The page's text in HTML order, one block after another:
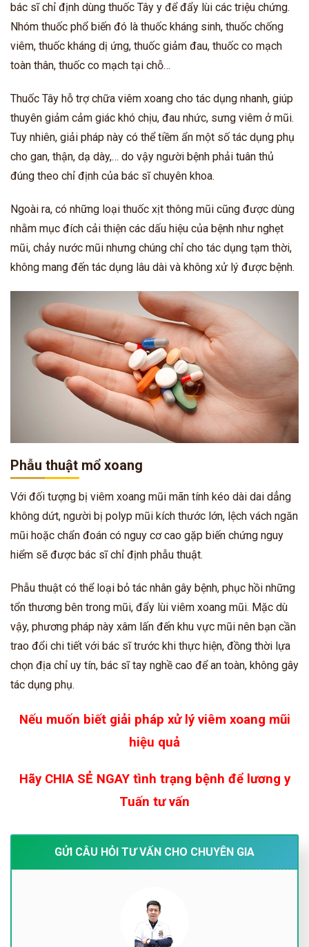
bác sĩ chỉ định dùng thuốc Tây y để đẩy lùi các triệu chứng.
Nhóm thuốc phổ biến đó là thuốc kháng sinh, thuốc chống
viêm, thuốc kháng dị ứng, thuốc giảm đau, thuốc co mạch
toàn thân, thuốc co mạch tại chỗ…
Thuốc Tây hỗ trợ chữa viêm xoang cho tác dụng nhanh, giúp
thuyên giảm cảm giác khó chịu, đau nhức, sưng viêm ở mũi.
Tuy nhiên, giải pháp này có thể tiềm ẩn một số tác dụng phụ
cho gan, thận, dạ dày,… do vậy người bệnh phải tuân thủ
đúng theo chỉ định của bác sĩ chuyên khoa.
Ngoài ra, có những loại thuốc xịt thông mũi cũng được dùng
nhằm mục đích cải thiện các dấu hiệu của bệnh như nghẹt
mũi, chảy nước mũi nhưng chúng chỉ cho tác dụng tạm thời,
không mang đến tác dụng lâu dài và không xử lý được bệnh.
Phẫu thuật mổ xoang
Với đối tượng bị viêm xoang mũi mãn tính kéo dài dai dẳng
không dứt, người bị polyp mũi kích thước lớn, lệch vách ngăn
mũi hoặc chẩn đoán có nguy cơ cao gặp biến chứng nguy
hiểm sẽ được bác sĩ chỉ định phẫu thuật.
Phẫu thuật có thể loại bỏ tác nhân gây bệnh, phục hồi những
tổn thương bên trong mũi, đẩy lùi viêm xoang mũi. Mặc dù
vậy, phương pháp này xâm lấn đến khu vực mũi nên bạn cần
trao đổi chi tiết với bác sĩ trước khi thực hiện, đồng thời lựa
chọn địa chỉ uy tín, bác sĩ tay nghề cao để an toàn, không gây
tác dụng phụ.
Nếu muốn biết giải pháp xử lý viêm xoang mũi
hiệu quả
Hãy CHIA SẺ NGAY tình trạng bệnh để lương y
Tuấn tư vấn
GỬI CÂU HỎI TƯ VẤN CHO CHUYÊN GIA